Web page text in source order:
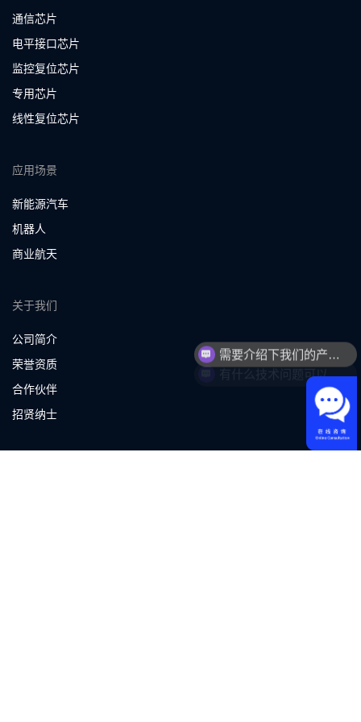
通信芯片
电平接口芯片
监控复位芯片
专用芯片
线性复位芯片
应用场景
新能源汽车
机器人
商业航天
关于我们
公司简介
荣誉资质
合作伙伴
招贤纳士
需要介绍下我们的产品吗？
有什么技术问题可以帮您?